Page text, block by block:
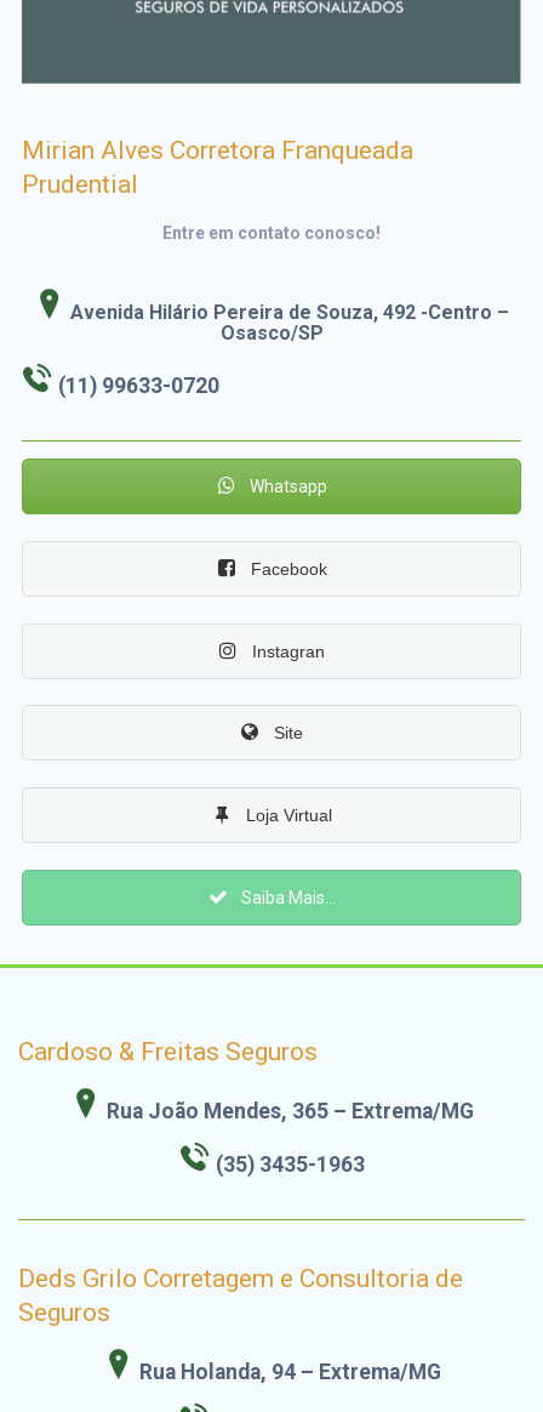
Mirian Alves Corretora Franqueada
Prudential
Entre em contato conosco!
Avenida Hilário Pereira de Souza, 492 -Centro –
Osasco/SP
(11) 99633-0720
Whatsapp
Facebook
Instagran
Site
Loja Virtual
Saiba Mais...
Cardoso & Freitas Seguros
Rua João Mendes, 365 – Extrema/MG
(35) 3435-1963
Deds Grilo Corretagem e Consultoria de
Seguros
Rua Holanda, 94 – Extrema/MG